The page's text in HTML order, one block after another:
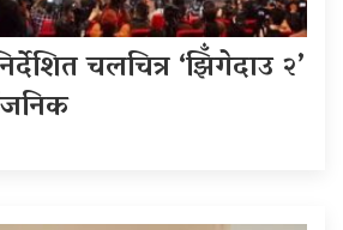
चलचित्र ‘झिँगेदाउ २’